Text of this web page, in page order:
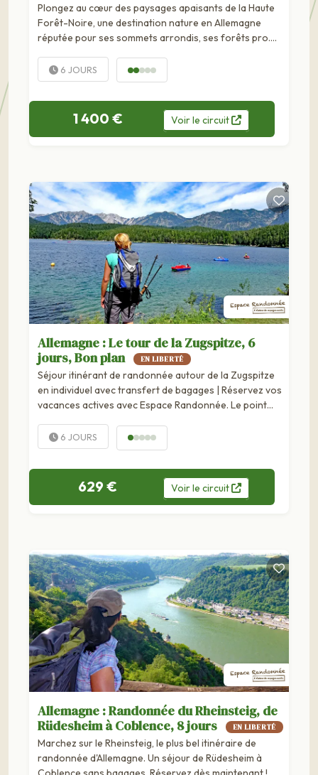
Plongez au cœur des paysages apaisants de la Haute
Forêt-Noire, une destination nature en Allemagne
réputée pour ses sommets arrondis, ses forêts pro….
6 JOURS
1 400 € Voirle circuit
Allemagne : Le tour de la Zugspitze, 6
jours, Bon plan
EN LIBERTÉ
Séjour itinérant de randonnée autour de la Zugspitze
en individuel avec transfert de bagages | Réservez vos
vacances actives avec Espace Randonnée. Le point
itinéraire bien balisé sur des sentiers bien entretenus
Les alpages offrant de...
6 JOURS
629 € Voirle circuit
Allemagne : Randonnée du Rheinsteig, de
Rüdesheim à Coblence, 8 jours
EN LIBERTÉ
Marchez sur le Rheinsteig, le plus bel itinéraire de
randonnée d'Allemagne. Un séjour de Rüdesheim à